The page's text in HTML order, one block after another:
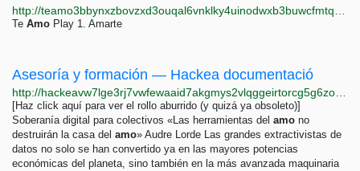
Te Amo Play 1. Amarte
Asesoría y formación — Hackea documentació
[Haz click aquí para ver el rollo aburrido (y quizá ya obsoleto)]
Soberanía digital para colectivos «Las herramientas del amo no
destruirán la casa del amo» Audre Lorde Las grandes extractivistas de
datos no solo se han convertido ya en las mayores potencias
económicas del planeta, sino también en la más avanzada maquinaria